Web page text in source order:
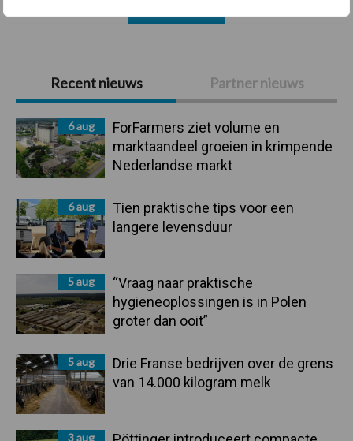
Primaire
Sidebar
Recent nieuws Partner nieuws
6 aug
ForFarmers ziet volume en
marktaandeel groeien in krimpende
Nederlandse markt
6 aug
Tien praktische tips voor een
langere levensduur
5 aug
“Vraag naar praktische
hygieneoplossingen is in Polen
groter dan ooit”
5 aug
Drie Franse bedrijven over de grens
van 14.000 kilogram melk
3 aug